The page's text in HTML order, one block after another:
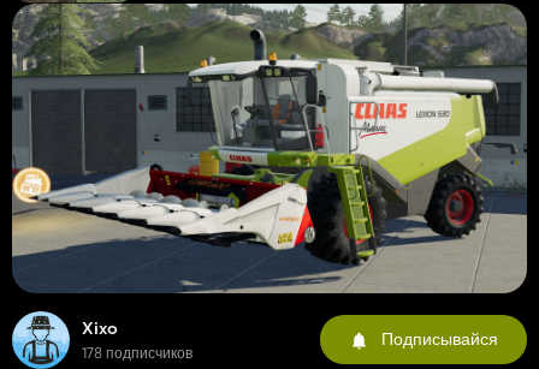
Xixo
178 подписчиков
Подписывайся